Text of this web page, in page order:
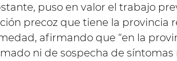
puso en valor el trabajo
precoz que tiene la provincia
afirmando que “en la
ni de sospecha de síntomas